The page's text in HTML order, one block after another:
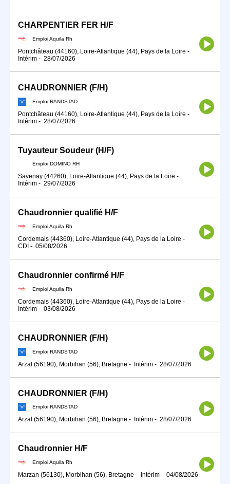
CHARPENTIER FER H/F
Emploi Aquila Rh
Pontchâteau (44160), Loire-Atlantique (44), Pays de la Loire -
Intérim - 28/07/2026
CHAUDRONNIER (F/H)
Emploi RANDSTAD
Pontchâteau (44160), Loire-Atlantique (44), Pays de la Loire -
Intérim - 28/07/2026
Tuyauteur Soudeur (H/F)
Emploi DOMINO RH
Savenay (44260), Loire-Atlantique (44), Pays de la Loire -
Intérim - 29/07/2026
Chaudronnier qualifié H/F
Emploi Aquila Rh
Cordemais (44360), Loire-Atlantique (44), Pays de la Loire -
CDI - 05/08/2026
Chaudronnier confirmé H/F
Emploi Aquila Rh
Cordemais (44360), Loire-Atlantique (44), Pays de la Loire -
Intérim - 03/08/2026
CHAUDRONNIER (F/H)
Emploi RANDSTAD
Arzal (56190), Morbihan (56), Bretagne - Intérim - 28/07/2026
CHAUDRONNIER (F/H)
Emploi RANDSTAD
Arzal (56190), Morbihan (56), Bretagne - Intérim - 28/07/2026
Chaudronnier H/F
Emploi Aquila Rh
Marzan (56130), Morbihan (56), Bretagne - Intérim - 04/08/2026